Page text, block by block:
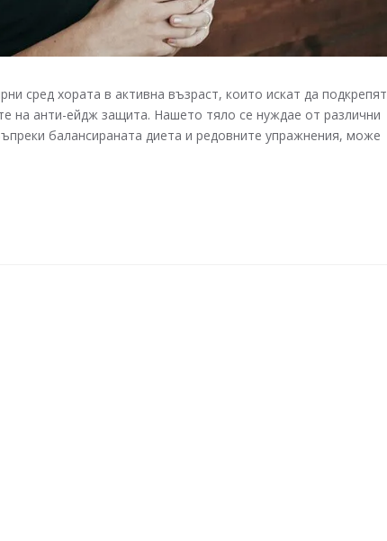
сред хората в активна възраст, които искат да подкрепят
на анти-ейдж защита. Нашето тяло се нуждае от различни
балансираната диета и редовните упражнения, може